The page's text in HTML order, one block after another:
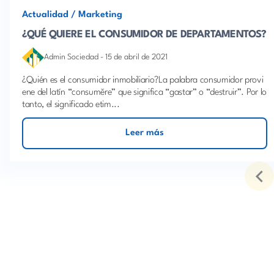
Actualidad / Marketing
¿QUÉ QUIERE EL CONSUMIDOR DE DEPARTAMENTOS?
Admin Sociedad - 15 de abril de 2021
¿Quién es el consumidor inmobiliario?La palabra consumidor provi
ene del latín “consumĕre” que significa “gastar” o “destruir”. Por lo
tanto, el significado etim...
Leer más